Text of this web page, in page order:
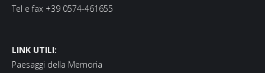
Tel e fax +39 0574-461655
LINK UTILI:
Paesaggi della Memoria